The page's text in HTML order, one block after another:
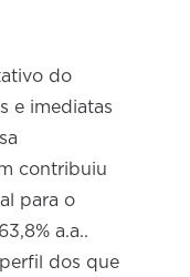
do
e imediatas
contribuiu
para o
a.a..
dos que